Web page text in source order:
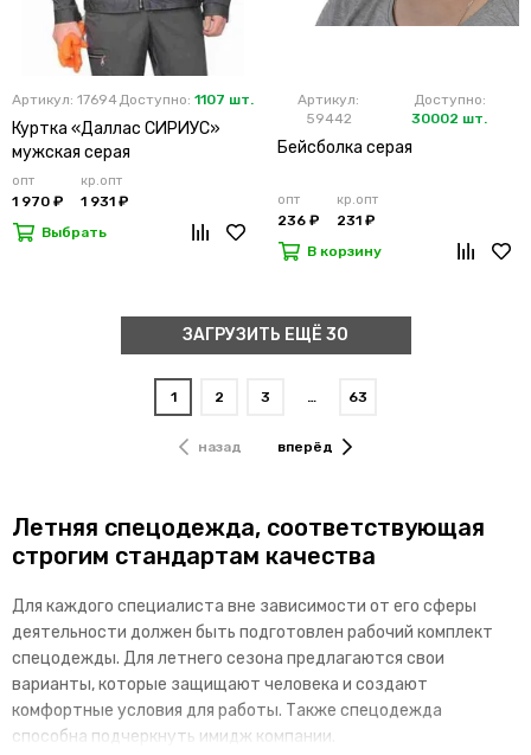
Артикул: 17694Доступно: 1107 шт.
Куртка «Даллас СИРИУС»
мужская серая
опт
1 970 ₽
кр.опт
1 931 ₽
Выбрать
Артикул:
59442
Доступно:
30002 шт.
Бейсболка серая
опт
236 ₽
кр.опт
231 ₽
В корзину
ЗАГРУЗИТЬ ЕЩЁ 30
назад
1 2 3 … 63
вперёд
Летняя спецодежда, соответствующая
строгим стандартам качества
Для каждого специалиста вне зависимости от его сферы
деятельности должен быть подготовлен рабочий комплект
спецодежды. Для летнего сезона предлагаются свои
варианты, которые защищают человека и создают
комфортные условия для работы. Также спецодежда
способна подчеркнуть имидж компании.